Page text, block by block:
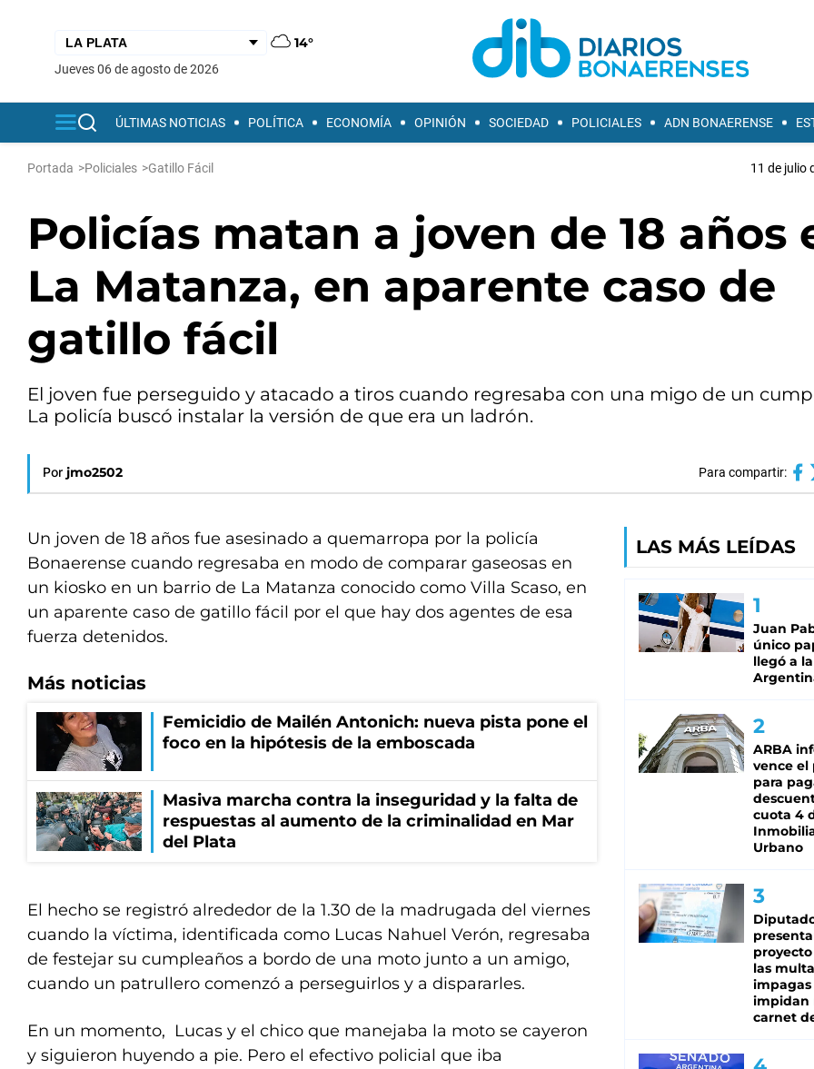
14°
jueves 06 de agosto de 2026
ÚLTIMAS NOTICIAS POLÍTICA ECONOMÍA OPINIÓN SOCIEDAD POLICIALES ADN BONAERENSE
Portada >Policiales >Gatillo Fácil 11 de julio
Policías matan a joven de 18 años
La Matanza, en aparente caso de
gatillo fácil
El joven fue perseguido y atacado a tiros cuando regresaba con una migo de un
La policía buscó instalar la versión de que era un ladrón.
Por jmo2502 Para compartir:
Un joven de 18 años fue asesinado a quemarropa por la policía
Bonaerense cuando regresaba en modo de comparar gaseosas en
un kiosko en un barrio de La Matanza conocido como Villa Scaso, en
un aparente caso de gatillo fácil por el que hay dos agentes de esa
fuerza detenidos.
Más noticias
Femicidio de Mailén Antonich: nueva pista pone el
foco en la hipótesis de la emboscada
Masiva marcha contra la inseguridad y la falta de
respuestas al aumento de la criminalidad en Mar
del Plata
El hecho se registró alrededor de la 1.30 de la madrugada del viernes
cuando la víctima, identificada como Lucas Nahuel Verón, regresaba
de festejar su cumpleaños a bordo de una moto junto a un amigo,
cuando un patrullero comenzó a perseguirlos y a dispararles.
En un momento, Lucas y el chico que manejaba la moto se cayeron
y siguieron huyendo a pie. Pero el efectivo policial que iba
LAS MÁS LEÍDAS
Juan
único
llegó a la
ARBA
vence el
para
cuota 4
Urbano
las
impagas
impidan
carnet